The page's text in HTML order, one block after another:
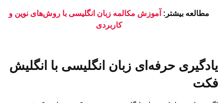
مطالعه بیشتر: آموزش مکالمه زبان انگلیسی با روش‌های نوین و
کاربردی
یادگیری حرفه‌ای زبان انگلیسی با انگلیش
فکت